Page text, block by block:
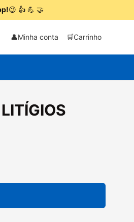
😉 👍 💪 🤝
👤Minha conta 🛒Carrinho